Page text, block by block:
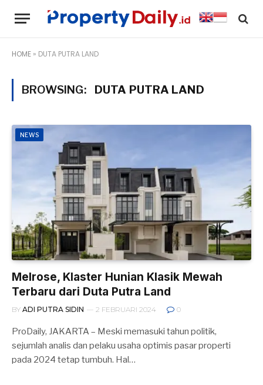
HOME » DUTA PUTRA LAND
BROWSING: DUTA PUTRA LAND
NEWS
Melrose, Klaster Hunian Klasik Mewah
Terbaru dari Duta Putra Land
BY ADI PUTRA SIDIN 2 FEBRUARI 2024 0
ProDaily, JAKARTA – Meski memasuki tahun politik,
sejumlah analis dan pelaku usaha optimis pasar properti
pada 2024 tetap tumbuh. Hal…